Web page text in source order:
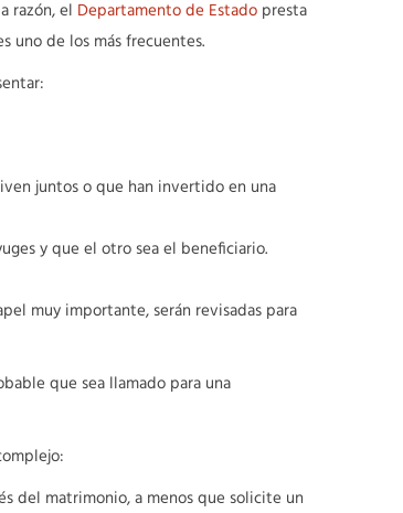
razón, el Departamento de Estado presta
uno de los más frecuentes.
juntos o que han invertido en una
y que el otro sea el beneficiario.
muy importante, serán revisadas para
que sea llamado para una
del matrimonio, a menos que solicite un